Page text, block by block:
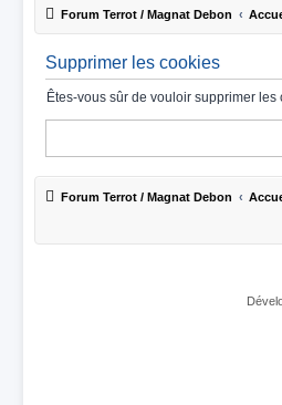
Forum Terrot / Magnat Debon
Supprimer les cookies
Êtes-vous sûr de vouloir supprimer les
Forum Terrot / Magnat Debon